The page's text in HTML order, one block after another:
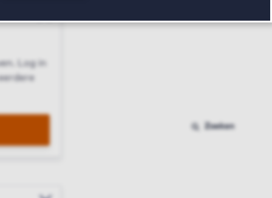
Log in
Sluit modal
Zoeken